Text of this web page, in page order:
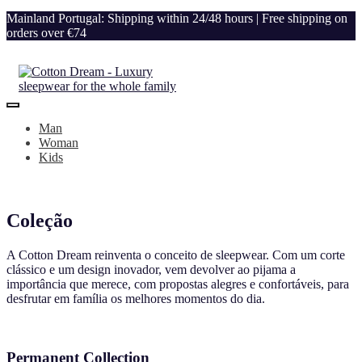
Mainland Portugal: Shipping within 24/48 hours | Free shipping on
orders over €74
Man
Woman
Kids
Coleção
A Cotton Dream reinventa o conceito de sleepwear. Com um corte
clássico e um design inovador, vem devolver ao pijama a
importância que merece, com propostas alegres e confortáveis, para
desfrutar em família os melhores momentos do dia.
Permanent Collection